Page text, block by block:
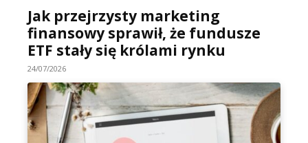
Jak przejrzysty marketing
finansowy sprawił, że fundusze
ETF stały się królami rynku
24/07/2026